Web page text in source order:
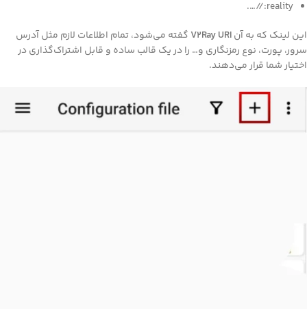
reality://….
لینک‌ که به آنV2Ray URIگفته می‌شود، تمام اطلاعات لازم مثل آدرس
پورت، نوع رمزنگاری و… را در یک قالب ساده و قابل اشتراک‌گذاری در
شما قرار می‌دهند.